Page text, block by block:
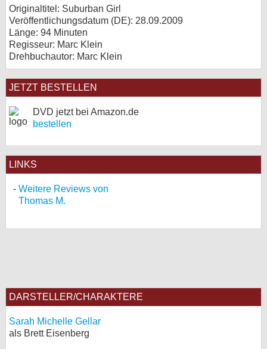
Originaltitel: Suburban Girl
Veröffentlichungsdatum (DE): 28.09.2009
Länge: 94 Minuten
Regisseur: Marc Klein
Drehbuchautor: Marc Klein
JETZT BESTELLEN
DVD jetzt bei Amazon.de
bestellen
LINKS
Weitere Reviews von
Thomas M.
DARSTELLER/CHARAKTERE
Sarah Michelle Gellar
als Brett Eisenberg